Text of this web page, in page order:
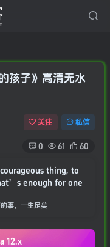
孩子》高清无水
关注 私信
0 61 60
thing, to
enough for one
事，一生足矣
12.x